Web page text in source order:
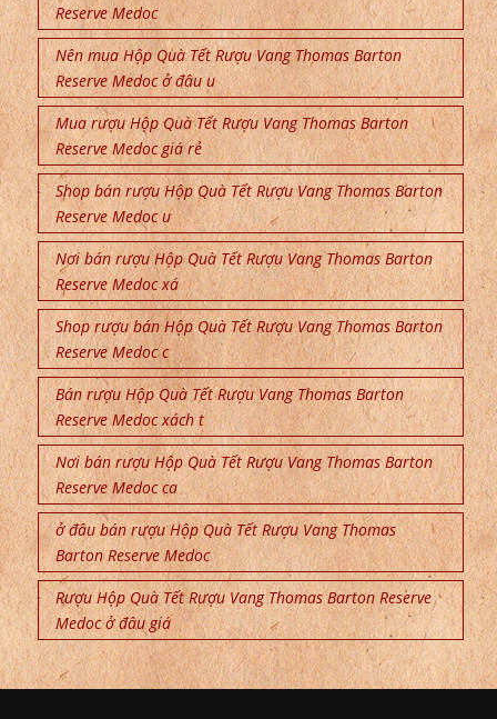
Reserve Medoc
Nên mua Hộp Quà Tết Rượu Vang Thomas Barton
Reserve Medoc ở đâu u
Mua rượu Hộp Quà Tết Rượu Vang Thomas Barton
Reserve Medoc giá rẻ
Shop bán rượu Hộp Quà Tết Rượu Vang Thomas Barton
Reserve Medoc u
Nơi bán rượu Hộp Quà Tết Rượu Vang Thomas Barton
Reserve Medoc xá
Shop rượu bán Hộp Quà Tết Rượu Vang Thomas Barton
Reserve Medoc c
Bán rượu Hộp Quà Tết Rượu Vang Thomas Barton
Reserve Medoc xách t
Nơi bán rượu Hộp Quà Tết Rượu Vang Thomas Barton
Reserve Medoc ca
ở đâu bán rượu Hộp Quà Tết Rượu Vang Thomas
Barton Reserve Medoc
Rượu Hộp Quà Tết Rượu Vang Thomas Barton Reserve
Medoc ở đâu giá